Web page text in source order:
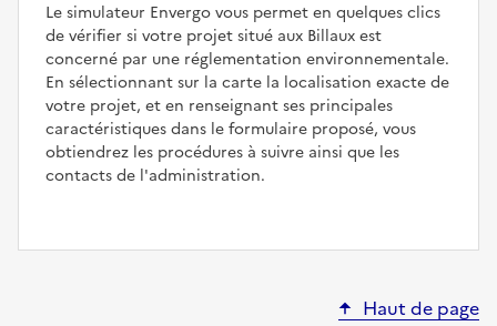
Le simulateur Envergo vous permet en quelques clics
de vérifier si votre projet situé aux Billaux est
concerné par une réglementation environnementale.
En sélectionnant sur la carte la localisation exacte de
votre projet, et en renseignant ses principales
caractéristiques dans le formulaire proposé, vous
obtiendrez les procédures à suivre ainsi que les
contacts de l'administration.
Haut de page